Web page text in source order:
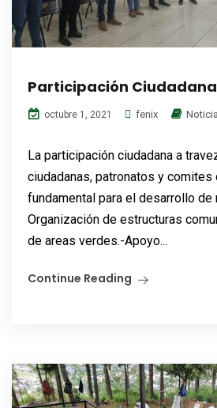
Participación Ciudadana
octubre 1, 2021 fenix
La participación ciudadana a
ciudadanas, patronatos y comites
fundamental para el desarrollo de
Organización de estructuras
de areas verdes.-Apoyo...
Continue Reading